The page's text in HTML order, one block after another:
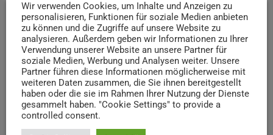
insert_link
Wir verwenden Cookies, um Inhalte und Anzeigen zu
personalisieren, Funktionen für soziale Medien anbieten
zu können und die Zugriffe auf unsere Website zu
analysieren. Außerdem geben wir Informationen zu Ihrer
Verwendung unserer Website an unsere Partner für
soziale Medien, Werbung und Analysen weiter. Unsere
Partner führen diese Informationen möglicherweise mit
weiteren Daten zusammen, die Sie ihnen bereitgestellt
haben oder die sie im Rahmen Ihrer Nutzung der Dienste
gesammelt haben. "Cookie Settings" to provide a
controlled consent.